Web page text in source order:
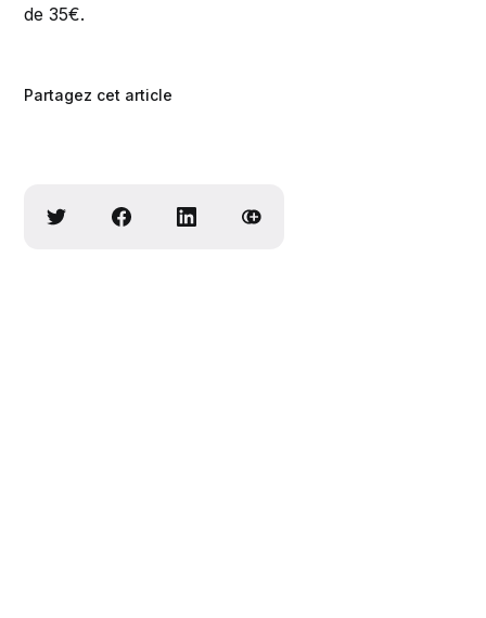
de 35€.
Partagez cet article